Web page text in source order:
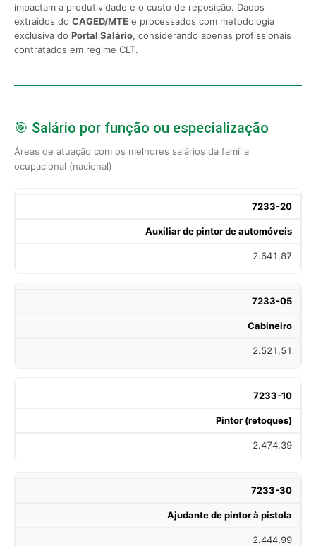
impactam a produtividade e o custo de reposição. Dados
extraídos do CAGED/MTE e processados com metodologia
exclusiva do Portal Salário, considerando apenas profissionais
contratados em regime CLT.
🎯 Salário por função ou especialização
Áreas de atuação com os melhores salários da família
ocupacional (nacional)
7233-20
Auxiliar de pintor de automóveis
2.641,87
7233-05
Cabineiro
2.521,51
7233-10
Pintor (retoques)
2.474,39
7233-30
Ajudante de pintor à pistola
2.444,99